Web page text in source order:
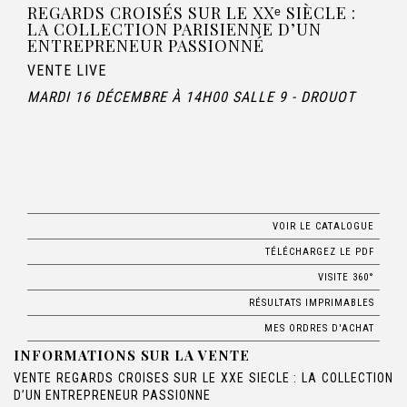
REGARDS CROISÉS SUR LE XXᵉ SIÈCLE :
LA COLLECTION PARISIENNE D’UN
ENTREPRENEUR PASSIONNÉ
VENTE LIVE
MARDI 16 DÉCEMBRE À 14H00 SALLE 9 - DROUOT
VOIR LE CATALOGUE
TÉLÉCHARGEZ LE PDF
VISITE 360°
RÉSULTATS IMPRIMABLES
MES ORDRES D'ACHAT
INFORMATIONS SUR LA VENTE
VENTE REGARDS CROISES SUR LE XXE SIECLE : LA COLLECTION
D’UN ENTREPRENEUR PASSIONNE